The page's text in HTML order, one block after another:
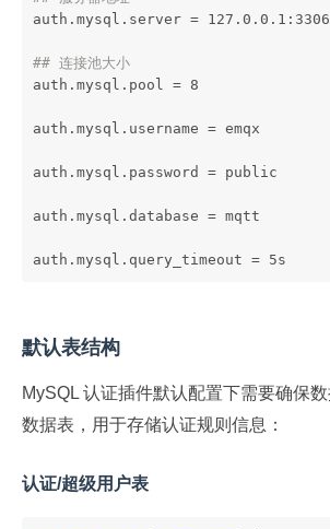
auth.mysql.server = 127.0.0.1:3306
## 连接池大小
auth.mysql.pool = 8
auth.mysql.username = emqx
auth.mysql.password = public
auth.mysql.database = mqtt
auth.mysql.query_timeout = 5s
默认表结构
MySQL 认证插件默认配置下需要确保
数据表，用于存储认证规则信息：
认证/超级用户表